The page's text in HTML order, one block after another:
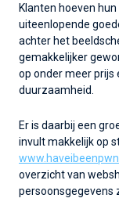
Klanten hoeven
uiteenlopende
achter het
gemakkelijker
op onder meer prijs
duurzaamheid.
Er is daarbij een
invult makkelijk op
overzicht van
persoonsgegevens